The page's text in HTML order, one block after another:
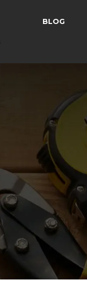
BLOG